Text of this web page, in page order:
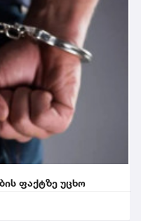
ფაქტზე უცხო